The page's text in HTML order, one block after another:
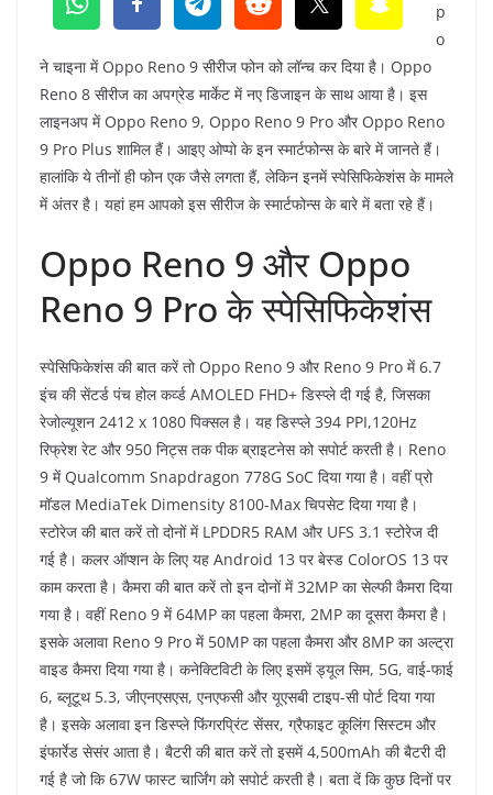
p
o
ने चाइना में Oppo Reno 9 सीरीज फोन को लॉन्च कर दिया है। Oppo
Reno 8 सीरीज का अपग्रेड मार्केट में नए डिजाइन के साथ आया है। इस
लाइनअप में Oppo Reno 9, Oppo Reno 9 Pro और Oppo Reno
9 Pro Plus शामिल हैं। आइए ओप्पो के इन स्मार्टफोन्स के बारे में जानते हैं।
हालांकि ये तीनों ही फोन एक जैसे लगता हैं, लेकिन इनमें स्पेसिफिकेशंस के मामले
में अंतर है। यहां हम आपको इस सीरीज के स्मार्टफोन्स के बारे में बता रहे हैं।
Oppo Reno 9 और Oppo
Reno 9 Pro के स्पेसिफिकेशंस
स्पेसिफिकेशंस की बात करें तो Oppo Reno 9 और Reno 9 Pro में 6.7
इंच की सेंटर्ड पंच होल कर्व्ड AMOLED FHD+ डिस्प्ले दी गई है, जिसका
रेजोल्यूशन 2412 x 1080 पिक्सल है। यह डिस्प्ले 394 PPI,120Hz
रिफ्रेश रेट और 950 निट्स तक पीक ब्राइटनेस को सपोर्ट करती है। Reno
9 में Qualcomm Snapdragon 778G SoC दिया गया है। वहीं प्रो
मॉडल MediaTek Dimensity 8100-Max चिपसेट दिया गया है।
स्टोरेज की बात करें तो दोनों में LPDDR5 RAM और UFS 3.1 स्टोरेज दी
गई है। कलर ऑप्शन के लिए यह Android 13 पर बेस्ड ColorOS 13 पर
काम करता है। कैमरा की बात करें तो इन दोनों में 32MP का सेल्फी कैमरा दिया
गया है। वहीं Reno 9 में 64MP का पहला कैमरा, 2MP का दूसरा कैमरा है।
इसके अलावा Reno 9 Pro में 50MP का पहला कैमरा और 8MP का अल्ट्रा
वाइड कैमरा दिया गया है। कनेक्टिविटी के लिए इसमें ड्यूल सिम, 5G, वाई-फाई
6, ब्लूटूथ 5.3, जीएनएसएस, एनएफसी और यूएसबी टाइप-सी पोर्ट दिया गया
है। इसके अलावा इन डिस्प्ले फिंगरप्रिंट सेंसर, ग्रैफाइट कूलिंग सिस्टम और
इंफार्रेड सेसंर आता है। बैटरी की बात करें तो इसमें 4,500mAh की बैटरी दी
गई है जो कि 67W फास्ट चार्जिंग को सपोर्ट करती है। बता दें कि कुछ दिनों पर